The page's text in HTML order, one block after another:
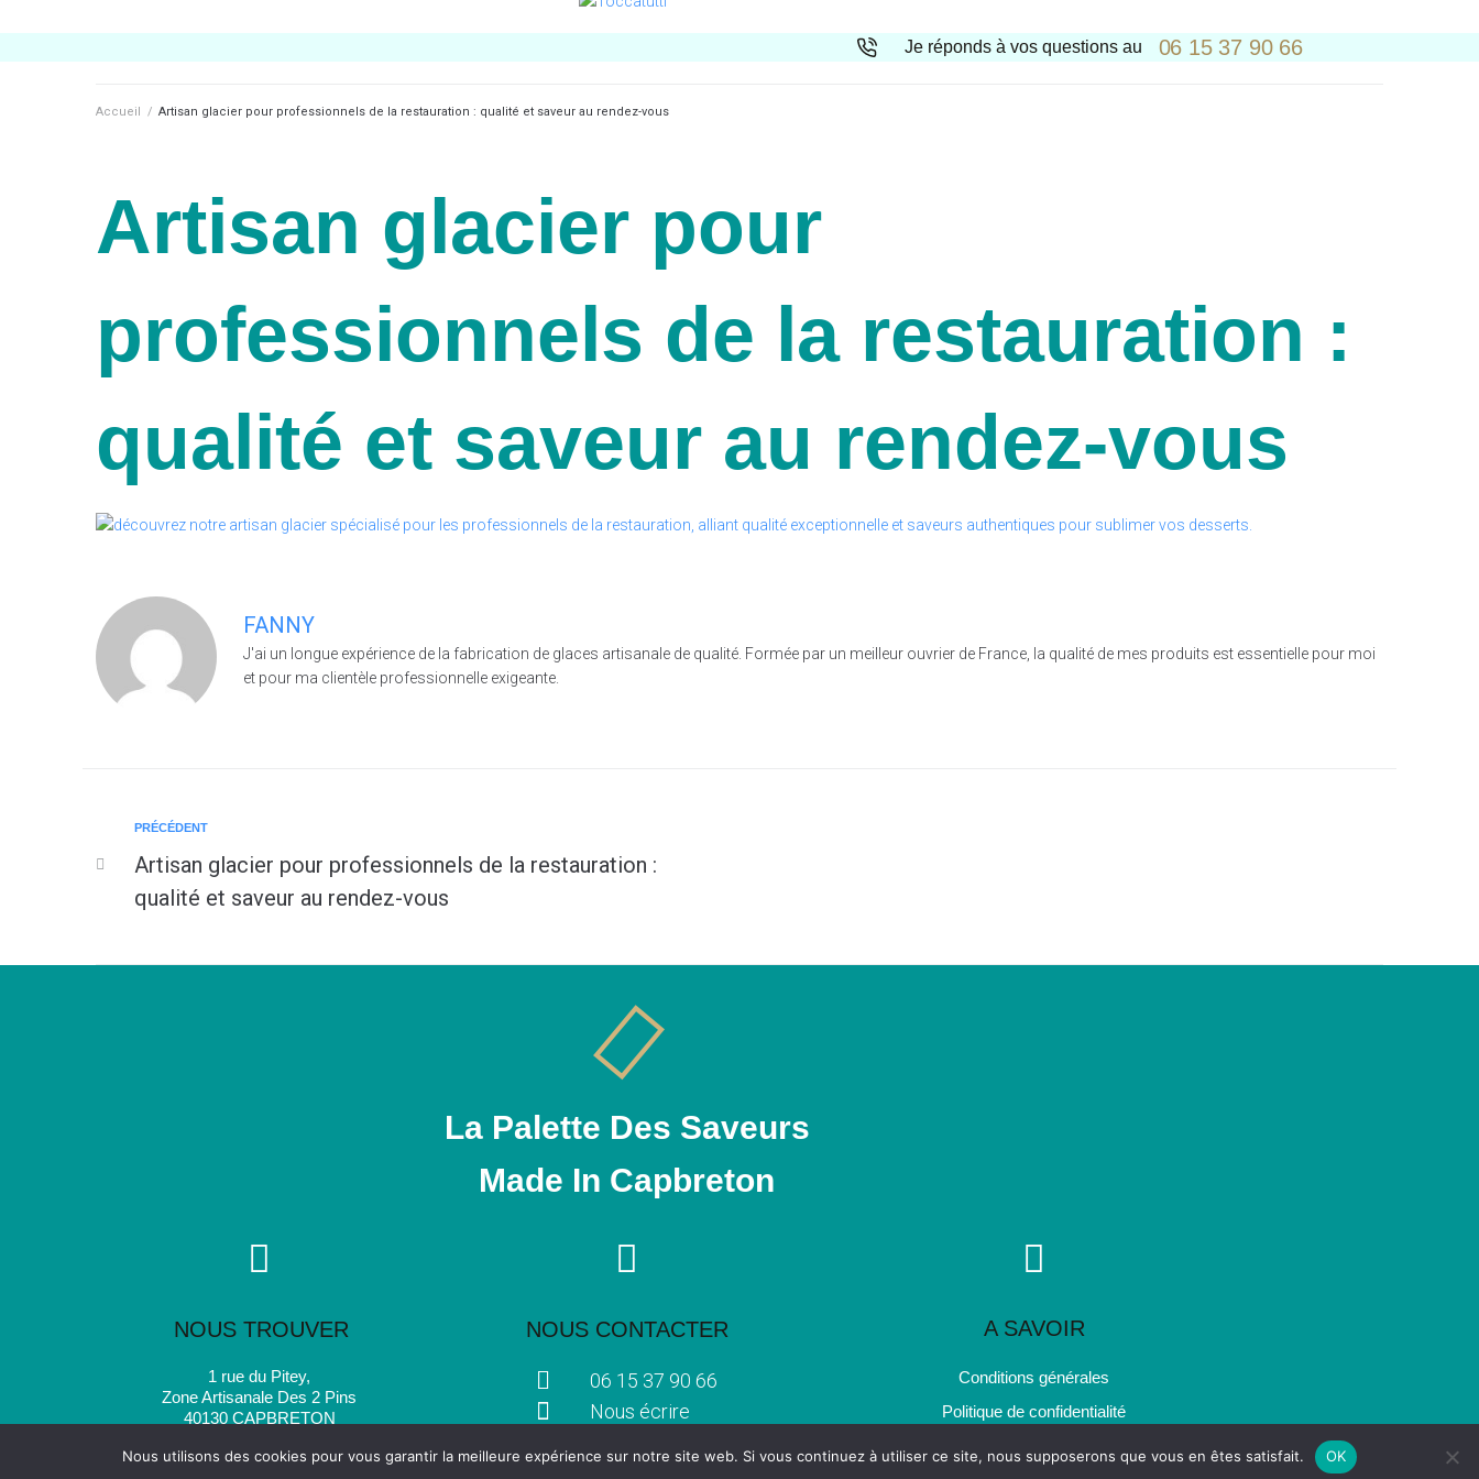
Je réponds à vos questions au 06 15 37 90 66
Accueil / Artisan glacier pour professionnels de la restauration : qualité et saveur au rendez-vous
Artisan glacier pour
professionnels de la restauration :
qualité et saveur au rendez-vous
FANNY
J'ai un longue expérience de la fabrication de glaces artisanale de qualité. Formée par un meilleur ouvrier de France, la qualité de mes produits est essentielle pour moi
et pour ma clientèle professionnelle exigeante.
PRÉCÉDENT
Artisan glacier pour professionnels de la restauration :
qualité et saveur au rendez-vous
La Palette Des Saveurs
Made In Capbreton
NOUS TROUVER
1 rue du Pitey,
Zone Artisanale Des 2 Pins
40130 CAPBRETON
NOUS CONTACTER
06 15 37 90 66
Nous écrire
A SAVOIR
Conditions générales
Politique de confidentialité
Nous utilisons des cookies pour vous garantir la meilleure expérience sur notre site web. Si vous continuez à utiliser ce site, nous supposerons que vous en êtes satisfait. OK